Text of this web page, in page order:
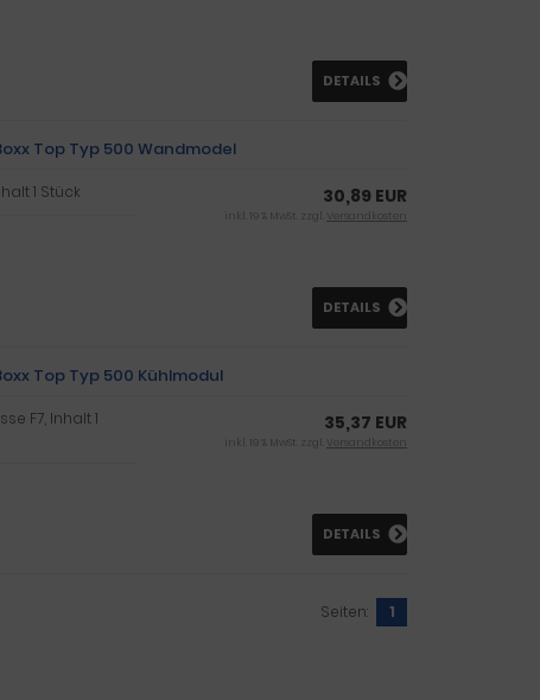
DETAILS
Top Typ 500 Wandmodel
1 Stück 30,89 EUR
inkl. 19 % MwSt. zzgl. Versandkosten
DETAILS
Top Typ 500 Kühlmodul
F7, Inhalt 1
35,37 EUR
inkl. 19 % MwSt. zzgl. Versandkosten
DETAILS
Seiten: 1